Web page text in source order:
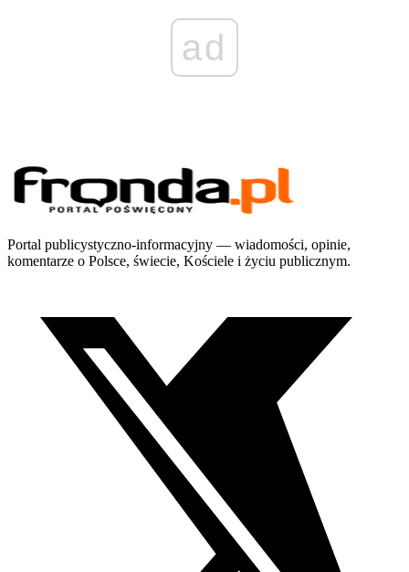
ad
Portal publicystyczno-informacyjny — wiadomości, opinie,
komentarze o Polsce, świecie, Kościele i życiu publicznym.